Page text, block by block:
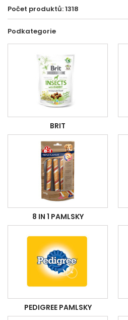
Počet produktů: 1318
Podkategorie
BRIT
8 IN 1 PAMLSKY
PEDIGREE PAMLSKY